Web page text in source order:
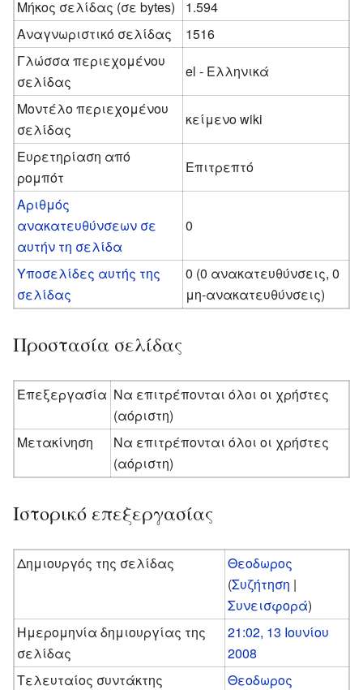
Μήκος σελίδας (σε bytes)
1.594
Αναγνωριστικό σελίδας
1516
Γλώσσα περιεχομένου
σελίδας
el - Ελληνικά
Μοντέλο περιεχομένου
σελίδας
κείμενο wiki
Ευρετηρίαση από
ρομπότ
Επιτρεπτό
Αριθμός
ανακατευθύνσεων σε
αυτήν τη σελίδα
0
Υποσελίδες αυτής της
σελίδας
0 (0 ανακατευθύνσεις, 0
μη-ανακατευθύνσεις)
Προστασία σελίδας
Επεξεργασία Να επιτρέπονται όλοι οι χρήστες
(αόριστη)
Μετακίνηση
Να επιτρέπονται όλοι οι χρήστες
(αόριστη)
Ιστορικό επεξεργασίας
Δημιουργός της σελίδας
Θεοδωρος
(Συζήτηση |
Συνεισφορά)
Ημερομηνία δημιουργίας της
σελίδας
21:02, 13 Ιουνίου
2008
Τελευταίος συντάκτης
Θεοδωρος